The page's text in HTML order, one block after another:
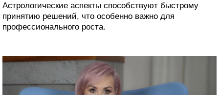
Астрологические аспекты способствуют быстрому
принятию решений, что особенно важно для
профессионального роста.